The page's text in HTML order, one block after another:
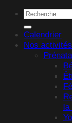
Recherche
pour :
Calendrier
Nos activités
la